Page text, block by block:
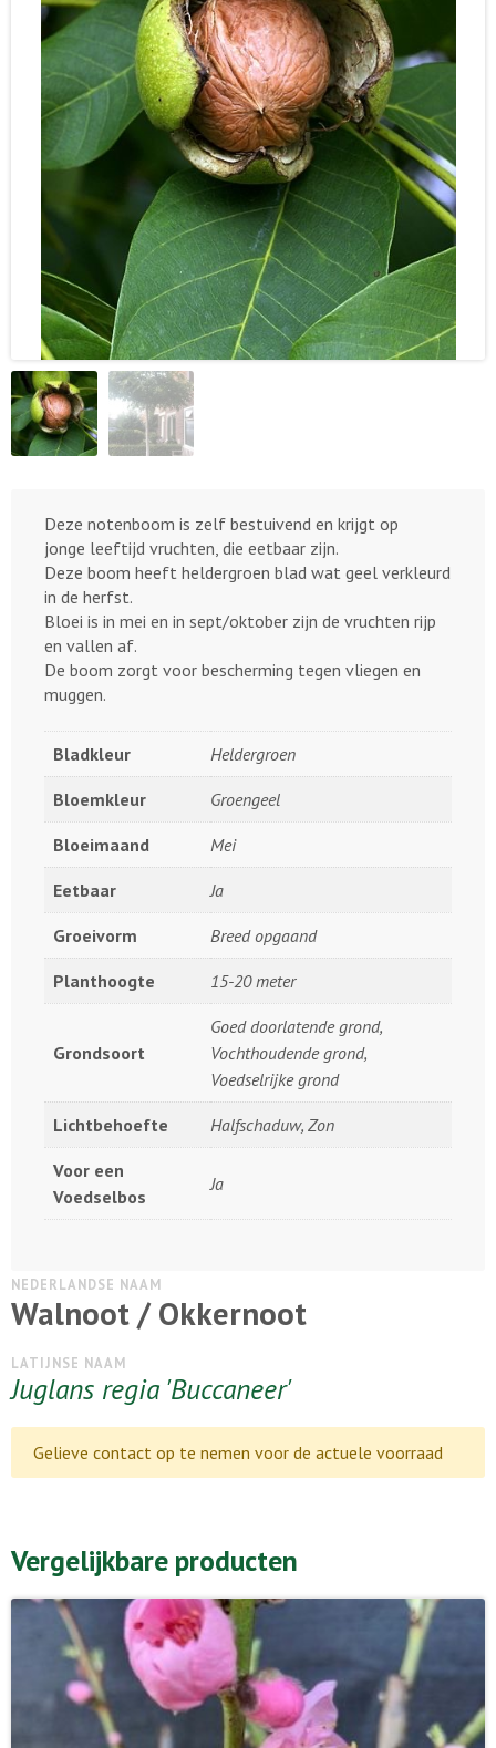
Deze notenboom is zelf bestuivend en krijgt op
jonge leeftijd vruchten, die eetbaar zijn.
Deze boom heeft heldergroen blad wat geel verkleurd
in de herfst.
Bloei is in mei en in sept/oktober zijn de vruchten rijp
en vallen af.
De boom zorgt voor bescherming tegen vliegen en
muggen.
Bladkleur Heldergroen
Bloemkleur Groengeel
Bloeimaand Mei
Eetbaar Ja
Groeivorm Breed opgaand
Planthoogte 15-20 meter
Grondsoort
Goed doorlatende grond,
Vochthoudende grond,
Voedselrijke grond
Lichtbehoefte Halfschaduw, Zon
Voor een
Voedselbos
Ja
NEDERLANDSE NAAM
Walnoot / Okkernoot
LATIJNSE NAAM
Juglans regia 'Buccaneer'
Gelieve contact op te nemen voor de actuele voorraad
Vergelijkbare producten